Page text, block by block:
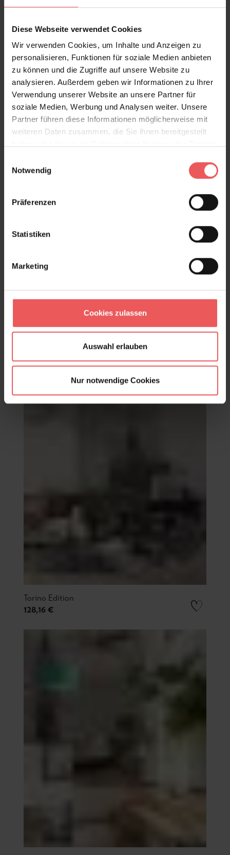
Diese Webseite verwendet Cookies
Wir verwenden Cookies, um Inhalte und Anzeigen zu
personalisieren, Funktionen für soziale Medien anbieten
zu können und die Zugriffe auf unsere Website zu
analysieren. Außerdem geben wir Informationen zu Ihrer
Verwendung unserer Website an unsere Partner für
soziale Medien, Werbung und Analysen weiter. Unsere
Partner führen diese Informationen möglicherweise mit
weiteren Daten zusammen, die Sie ihnen bereitgestellt
Notwendig
Präferenzen
Statistiken
Marketing
Cookies zulassen
Auswahl erlauben
Nur notwendige Cookies
Pisa Edition
214,38 €
Roma Edition
Torino Edition
128,16 €